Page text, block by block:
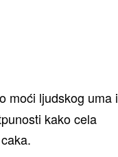
moći ljudskog uma i
kako cela